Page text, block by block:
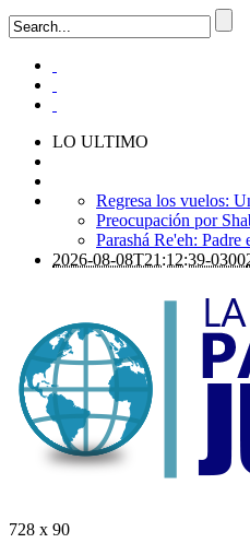
LO ULTIMO
Regresa los vuelos:
Preocupación por
Parashá Re'eh: Padre
2026-08-08T21:12:39-0300
728 x 90